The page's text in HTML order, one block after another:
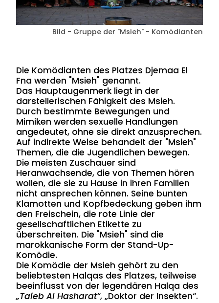
Bild - Gruppe der "Msieh" - Komödianten
Die Komödianten des Platzes Djemaa El
Fna werden "Msieh" genannt.
Das Hauptaugenmerk liegt in der
darstellerischen Fähigkeit des Msieh.
Durch bestimmte Bewegungen und
Mimiken werden sexuelle Handlungen
angedeutet, ohne sie direkt anzusprechen.
Auf indirekte Weise behandelt der "Msieh"
Themen, die die Jugendlichen bewegen.
Die meisten Zuschauer sind
Heranwachsende, die von Themen hören
wollen, die sie zu Hause in ihren Familien
nicht ansprechen können. Seine bunten
Klamotten und Kopfbedeckung geben ihm
den Freischein, die rote Linie der
gesellschaftlichen Etikette zu
überschreiten. Die "Msieh" sind die
marokkanische Form der Stand-Up-
Komödie.
Die Komödie der Msieh gehört zu den
beliebtesten Halqas des Platzes, teilweise
beeinflusst von der legendären Halqa des
„Taieb Al Hasharat“, „Doktor der Insekten“.